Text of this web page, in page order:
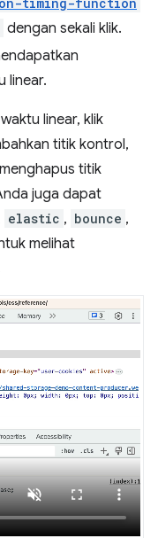
dengan sekali klik.
linear.
linear, klik
titik kontrol,
titik
juga dapat
elastic , bounce ,
melihat